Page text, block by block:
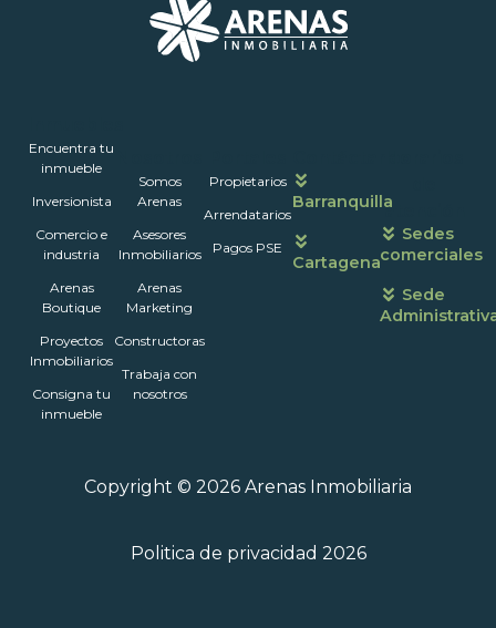
Encuentra tu
inmueble
Inversionista
Comercio e
industria
Arenas
Boutique
Proyectos
Inmobiliarios
Consigna tu
inmueble
Somos
Arenas
Asesores
Inmobiliarios
Arenas
Marketing
Constructoras
Trabaja con
nosotros
Propietarios
Arrendatarios
Pagos PSE
Barranquilla
Cartagena
atención
Sedes
comerciales
Sede
Copyright © 2026 Arenas Inmobiliaria
Politica de privacidad 2026